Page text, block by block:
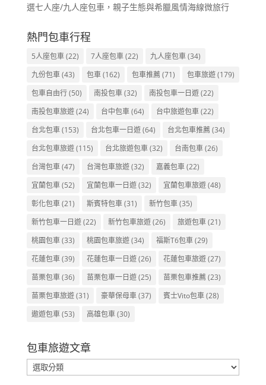
選七人座/九人座包車，親子生態與希臘風情海線微旅行
熱門包車行程
5人座包車(22) 7人座包車(22) 九人座包車(34)
九份包車(43) 包車(162) 包車推薦(71) 包車旅遊(179)
包車自由行(50) 南投包車(32) 南投包車一日遊(22)
南投包車旅遊(24) 台中包車(64) 台中旅遊包車(22)
台北包車(153) 台北包車一日遊(64) 台北包車推薦(34)
台北包車旅遊(115) 台北旅遊包車(32) 台南包車(26)
台灣包車(47) 台灣包車旅遊(32) 嘉義包車(22)
宜蘭包車(52) 宜蘭包車一日遊(32) 宜蘭包車旅遊(48)
彰化包車(21) 斯賓特包車(31) 新竹包車(35)
新竹包車一日遊(22) 新竹包車旅遊(26) 旅遊包車(21)
桃園包車(33) 桃園包車旅遊(34) 福斯T6包車(29)
花蓮包車(39) 花蓮包車一日遊(26) 花蓮包車旅遊(27)
苗栗包車(36) 苗栗包車一日遊(25) 苗栗包車推薦(23)
苗栗包車旅遊(31) 豪華保母車(37) 賓士Vito包車(28)
遨遊包車(53) 高雄包車(30)
包車旅遊文章
包
車